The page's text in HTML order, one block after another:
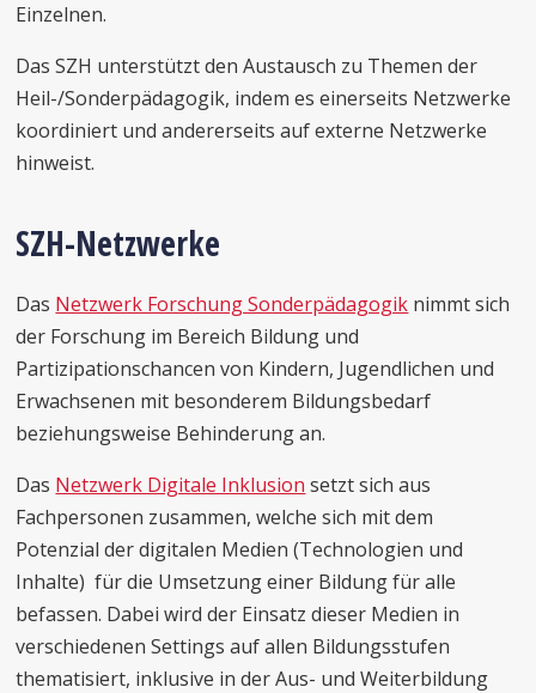
Einzelnen.
Das SZH unterstützt den Austausch zu Themen der
Heil-/Sonderpädagogik, indem es einerseits Netzwerke
koordiniert und andererseits auf externe Netzwerke
hinweist.
SZH-Netzwerke
Das Netzwerk Forschung Sonderpädagogik nimmt sich
der Forschung im Bereich Bildung und
Partizipationschancen von Kindern, Jugendlichen und
Erwachsenen mit besonderem Bildungsbedarf
beziehungsweise Behinderung an.
Das Netzwerk Digitale Inklusion setzt sich aus
Fachpersonen zusammen, welche sich mit dem
Potenzial der digitalen Medien (Technologien und
Inhalte) für die Umsetzung einer Bildung für alle
befassen. Dabei wird der Einsatz dieser Medien in
verschiedenen Settings auf allen Bildungsstufen
thematisiert, inklusive in der Aus- und Weiterbildung